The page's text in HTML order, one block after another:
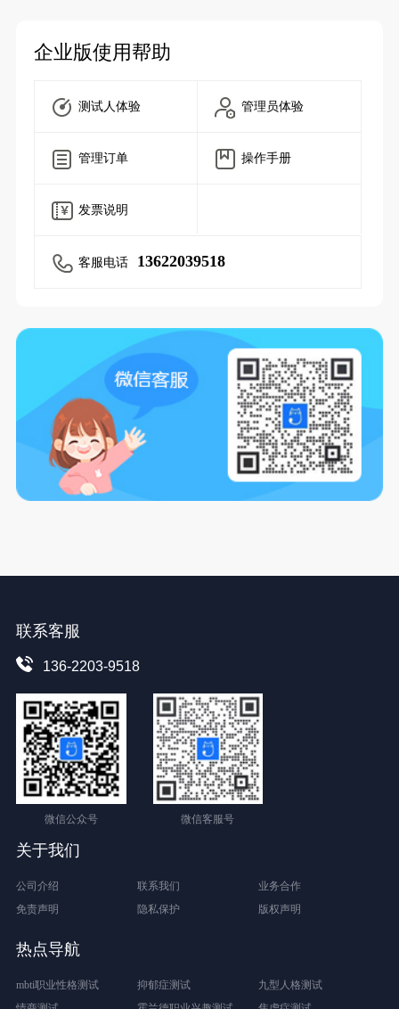
企业版使用帮助
测试人体验 管理员体验
管理订单 操作手册
发票说明
客服电话 13622039518
联系客服
136-2203-9518
微信公众号 微信客服号
关于我们
公司介绍 联系我们
业务合作
免责声明
隐私保护 版权声明
热点导航
mbti职业性格测试 抑郁症测试
九型人格测试